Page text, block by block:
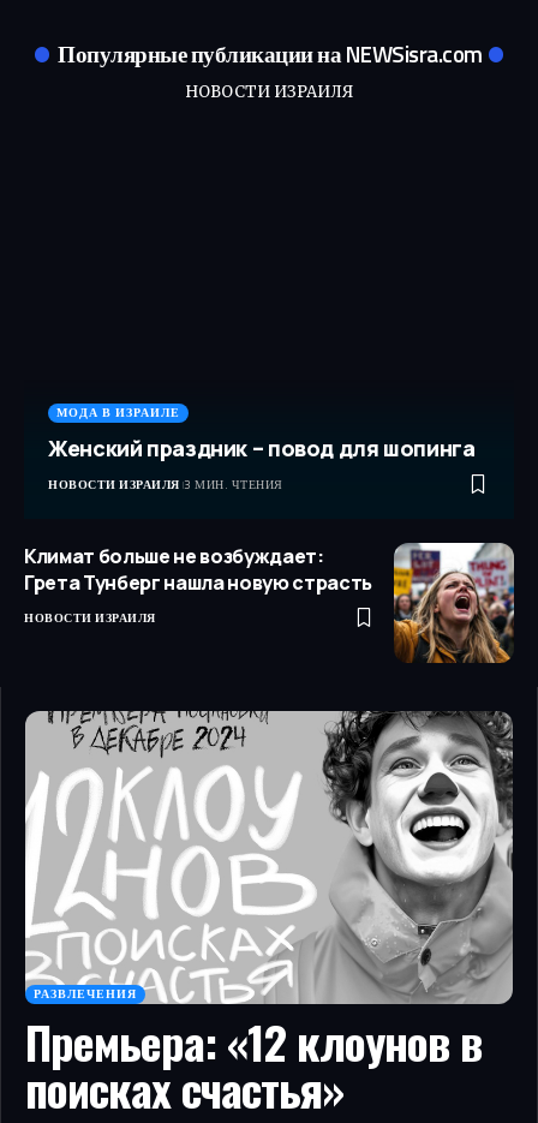
Популярные публикации на NEWSisra.com
НОВОСТИ ИЗРАИЛЯ
МОДА В ИЗРАИЛЕ
Женский праздник – повод для шопинга
НОВОСТИ ИЗРАИЛЯ 3 МИН. ЧТЕНИЯ
Климат больше не возбуждает:
Грета Тунберг нашла новую страсть
НОВОСТИ ИЗРАИЛЯ
РАЗВЛЕЧЕНИЯ
Премьера: «12 клоунов в
поисках счастья»